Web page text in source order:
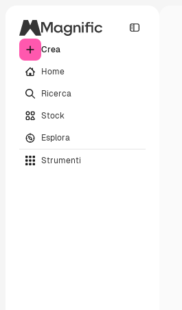
Crea
Home
Ricerca
Stock
Esplora
Strumenti